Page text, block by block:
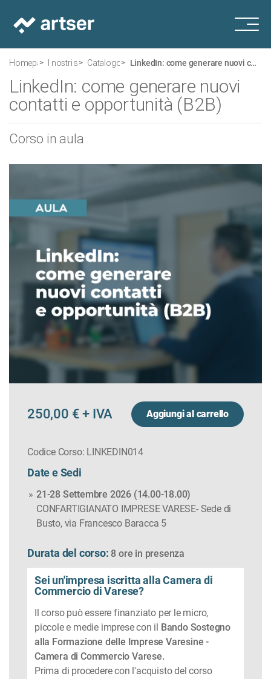
HomepageI nostri serviziCatalogo corsi LinkedIn: come generare nuovi contatti e opportunità (B2B)
LinkedIn: come generare nuovi
contatti e opportunità (B2B)
Corso in aula
250,00 € + IVA Aggiungi al carrello
Codice Corso: LINKEDIN014
Date e Sedi
21-28 Settembre 2026 (14.00-18.00)
CONFARTIGIANATO IMPRESE VARESE- Sede di
Busto, via Francesco Baracca 5
Durata del corso: 8 ore in presenza
Sei un'impresa iscritta alla Camera di
Commercio di Varese?
Il corso può essere finanziato per le micro,
piccole e medie imprese con il Bando Sostegno
alla Formazione delle Imprese Varesine -
Camera di Commercio Varese.
Prima di procedere con l'acquisto del corso